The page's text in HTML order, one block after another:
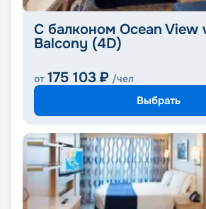
С балконом Ocean View
Balcony (4D)
от 175 103 ₽ /чел
Выбрать